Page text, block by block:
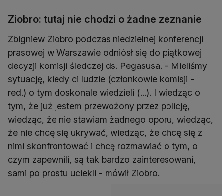
Ziobro: tutaj nie chodzi o żadne zeznanie
Zbigniew Ziobro podczas niedzielnej konferencji
prasowej w Warszawie odniósł się do piątkowej
decyzji komisji śledczej ds. Pegasusa. - Mieliśmy
sytuację, kiedy ci ludzie (członkowie komisji -
red.) o tym doskonale wiedzieli (...). I wiedząc o
tym, że już jestem przewożony przez policję,
wiedząc, że nie stawiam żadnego oporu, wiedząc,
że nie chcę się ukrywać, wiedząc, że chcę się z
nimi skonfrontować i chcę rozmawiać o tym, o
czym zapewnili, są tak bardzo zainteresowani,
sami po prostu uciekli - mówił Ziobro.